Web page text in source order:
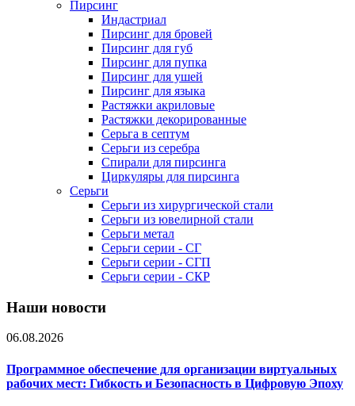
Пирсинг
Индастриал
Пирсинг для бровей
Пирсинг для губ
Пирсинг для пупка
Пирсинг для ушей
Пирсинг для языка
Растяжки акриловые
Растяжки декорированные
Серьга в септум
Серьги из серебра
Спирали для пирсинга
Циркуляры для пирсинга
Серьги
Серьги из хирургической стали
Серьги из ювелирной стали
Серьги метал
Серьги серии - СГ
Серьги серии - СГП
Серьги серии - СКР
Наши новости
06.08.2026
Программное обеспечение для организации виртуальных
рабочих мест: Гибкость и Безопасность в Цифровую Эпоху